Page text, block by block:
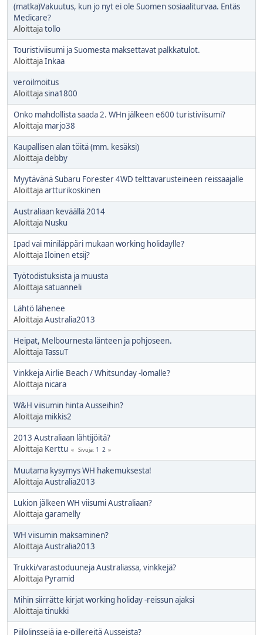
(matka)Vakuutus, kun jo nyt ei ole Suomen sosiaaliturvaa. Entäs
Medicare?
Aloittajatollo
Touristiviisumi ja Suomesta maksettavat palkkatulot.
AloittajaInkaa
veroilmoitus
Aloittajasina1800
Onko mahdollista saada 2. WHn jälkeen e600 turistiviisumi?
Aloittaja marjo38
Kaupallisen alan töitä (mm. kesäksi)
Aloittajadebby
Myytävänä Subaru Forester 4WD telttavarusteineen reissaajalle
Aloittajaartturikoskinen
Australiaan keväällä 2014
Aloittaja Nusku
Ipad vai miniläppäri mukaan working holidaylle?
AloittajaIloinen etsij?
Työtodistuksista ja muusta
Aloittajasatuanneli
Lähtö lähenee
AloittajaAustralia2013
Heipat, Melbournesta länteen ja pohjoseen.
AloittajaTassuT
Vinkkeja Airlie Beach / Whitsunday -lomalle?
Aloittaja nicara
W&H viisumin hinta Ausseihin?
Aloittaja mikkis2
2013 Australiaan lähtijöitä?
Aloittaja Kerttu Sivuja 1 2
Muutama kysymys WH hakemuksesta!
AloittajaAustralia2013
Lukion jälkeen WH viisumi Australiaan?
Aloittajagaramelly
WH viisumin maksaminen?
AloittajaAustralia2013
Trukki/varastoduuneja Australiassa, vinkkejä?
Aloittaja Pyramid
Mihin siirrätte kirjat working holiday -reissun ajaksi
Aloittajatinukki
Piilolinssejä ja e-pillereitä Ausseista?